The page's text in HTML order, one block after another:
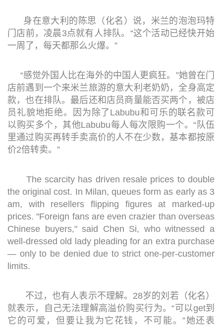
身在意大利的陈思（化名）说，米兰的泡泡玛特
门店前，凌晨3点就有人排队。“这个活动已经快开始
一周了，每天都那么火爆。”
“感觉外国人比在海外的中国人更疯狂。”她曾在门
店前遇到一个来米兰旅游的意大利老奶奶，全身高定
款，也在排队。最后还和店员商量能否买两个，被店
员礼貌地拒绝。因为除了Labubu和可乐的联名款可
以购买多个，其他Labubu每人每次限购一个。“队伍
里通过购买再转手卖高价的人不在少数，基本都按原
价2倍转卖。”
The scarcity has driven resale prices to double
the original cost. In Milan, queues form as early as 3
am, with resellers flipping figures at marked-up
prices. "Foreign fans are even crazier than overseas
Chinese buyers," said Chen Si, who witnessed a
well-dressed old lady pleading for an extra purchase
— only to be denied due to strict one-per-customer
limits.
不过，也有人表示不理解。28岁的刘若（化名）
就表示，自己无法理解高溢价购买行为。“可以get到
它的可爱，但要让我为它花钱，不可能。”她还表